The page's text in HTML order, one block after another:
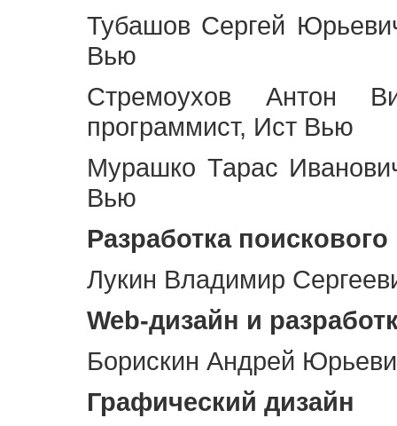
Тубашов Сергей
Вью
Стремоухов Антон
программист, Ист Вью
Мурашко Тарас
Вью
Разработка
Лукин Владимир
Web-дизайн и
Борискин Андрей
Графический дизайн